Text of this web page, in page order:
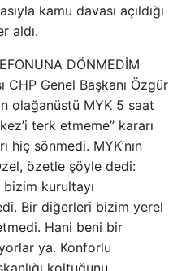
kamu davası açıldığı
aldı.
DÖNMEDİM
CHP Genel Başkanı Özgür
olağanüstü MYK 5 saat
terk etmeme” kararı
hiç sönmedi. MYK’nın
özetle şöyle dedi:
bizim kurultayı
Bir diğerleri bizim yerel
Hani beni bir
ya. Konforlu
koltuğunu